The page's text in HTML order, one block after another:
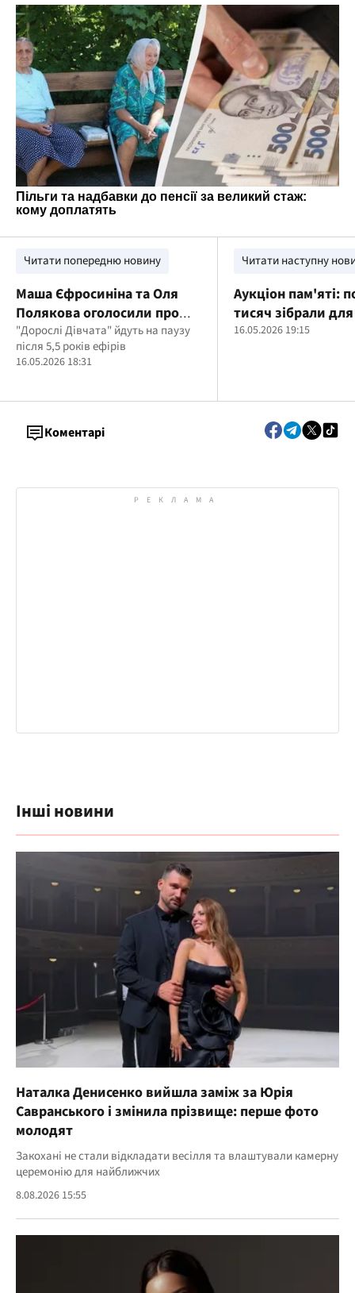
Читати попередню новину
Маша Єфросиніна та Оля
Полякова оголосили про
паузу в проєкті "Дорослі
Дівчата": що сталося
"Дорослі Дівчата" йдуть на паузу
після 5,5 років ефірів
16.05.2026 18:31
Читати наступну
Аукціон пам'яті:
тисяч зібрали
загиблого
16.05.2026 19:15
Коментарі
Інші новини
Наталка Денисенко вийшла заміж за Юрія
Савранського і змінила прізвище: перше фото
молодят
Закохані не стали відкладати весілля та влаштували камерну
церемонію для найближчих
8.08.2026 15:55